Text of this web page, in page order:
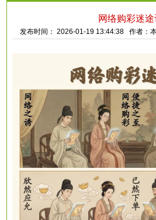
网络购彩迷
发布时间： 2026-01-19 13:44:38 作者：